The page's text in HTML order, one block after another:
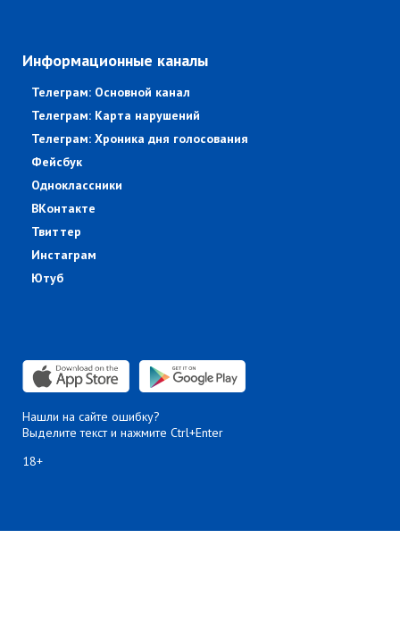
Информационные каналы
Телеграм: Основной канал
Телеграм: Карта нарушений
Телеграм: Хроника дня голосования
Фейсбук
Одноклассники
ВКонтакте
Твиттер
Инстаграм
Ютуб
Нашли на сайте ошибку?
Выделите текст и нажмите Ctrl+Enter
18+